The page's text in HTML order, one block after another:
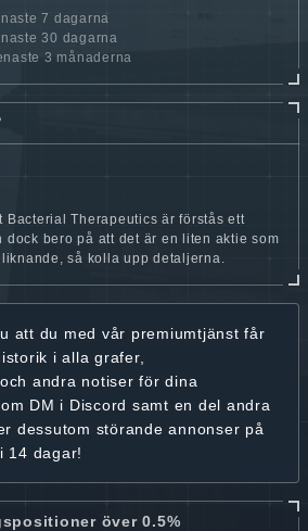
7 dagarna
30 dagarna
3 månaderna
Bacterial Therapeutics är förstås ett
dock bero på att det är en liten aktie som
så kolla upp detaljerna.
att du med vår premiumtjänst får
i alla grafer,
andra notiser för dina
DM i Discord samt en del andra
dessutom störande annonser på
i 14 dagar!
över 0.5%